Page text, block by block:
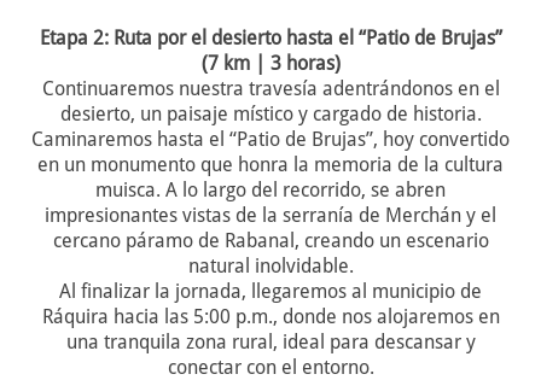
Etapa 2: Ruta por el desierto hasta el “Patio de Brujas”
(7 km | 3 horas)
Continuaremos nuestra travesía adentrándonos en el
desierto, un paisaje místico y cargado de historia.
Caminaremos hasta el “Patio de Brujas”, hoy convertido
en un monumento que honra la memoria de la cultura
muisca. A lo largo del recorrido, se abren
impresionantes vistas de la serranía de Merchán y el
cercano páramo de Rabanal, creando un escenario
natural inolvidable.
Al finalizar la jornada, llegaremos al municipio de
Ráquira hacia las 5:00 p.m., donde nos alojaremos en
una tranquila zona rural, ideal para descansar y
conectar con el entorno.